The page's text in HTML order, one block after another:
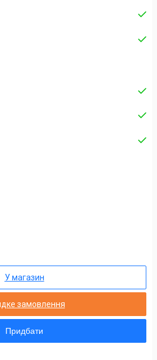
У магазин
замовлення
Придбати